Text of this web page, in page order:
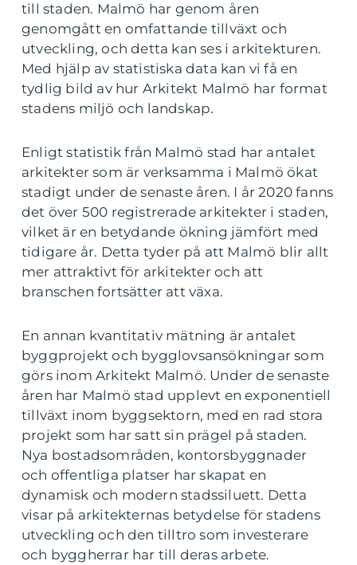
till staden. Malmö har genom åren
genomgått en omfattande tillväxt och
utveckling, och detta kan ses i arkitekturen.
Med hjälp av statistiska data kan vi få en
tydlig bild av hur Arkitekt Malmö har format
stadens miljö och landskap.
Enligt statistik från Malmö stad har antalet
arkitekter som är verksamma i Malmö ökat
stadigt under de senaste åren. I år 2020 fanns
det över 500 registrerade arkitekter i staden,
vilket är en betydande ökning jämfört med
tidigare år. Detta tyder på att Malmö blir allt
mer attraktivt för arkitekter och att
branschen fortsätter att växa.
En annan kvantitativ mätning är antalet
byggprojekt och bygglovsansökningar som
görs inom Arkitekt Malmö. Under de senaste
åren har Malmö stad upplevt en exponentiell
tillväxt inom byggsektorn, med en rad stora
projekt som har satt sin prägel på staden.
Nya bostadsområden, kontorsbyggnader
och offentliga platser har skapat en
dynamisk och modern stadssiluett. Detta
visar på arkitekternas betydelse för stadens
utveckling och den tilltro som investerare
och byggherrar har till deras arbete.